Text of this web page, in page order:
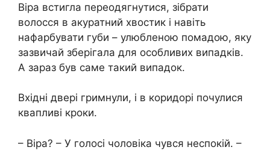
Віра встигла переодягнутися, зібрати
волосся в акуратний хвостик і навіть
нафарбувати губи – улюбленою помадою, яку
зазвичай зберігала для особливих випадків.
А зараз був саме такий випадок.
Вхідні двері гримнули, і в коридорі почулися
квапливі кроки.
– Віра? – У голосі чоловіка чувся неспокій. –